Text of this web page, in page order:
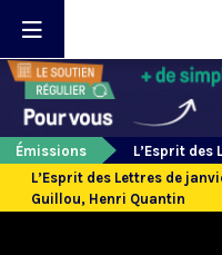
Émissions
L’Esprit des
L’Esprit des Lettres de
Guillou, Henri Quantin